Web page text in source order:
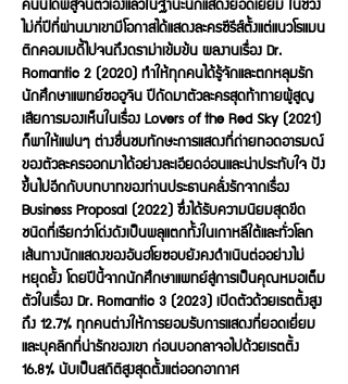
ไม่กี่ปีที่ผ่านมาเขามีโอกาสได้แสดงละครซีรีส์ตั้งแต่แนวโรแมน
ติกคอมเมดี้ไปจนถึงดราม่าเข้มข้น ผลงานเรื่อง Dr.
Romantic 2 (2020) ทำให้ทุกคนได้รู้จักและตกหลุมรัก
นักศึกษาแพทย์ซออูจิน ปีถัดมาตัวละครสุดท้าทายผู้สูญ
เสียการมองเห็นในเรื่อง Lovers of the Red Sky (2021)
ก็พาให้แฟนๆ ต่างชื่นชมทักษะการแสดงที่ถ่ายทอดอารมณ์
ของตัวละครออกมาได้อย่างละเอียดอ่อนและน่าประทับใจ ปัง
ขึ้นไปอีกกับบทบาทของท่านประธานคลั่งรักจากเรื่อง
Business Proposal (2022) ซึ่งได้รับความนิยมสุดขีด
ชนิดที่เรียกว่าโด่งดังเป็นพลุแตกทั้งในเกาหลีใต้และทั่วโลก
เส้นทางนักแสดงของอันฮโยซอบยังคงดำเนินต่ออย่างไม่
หยุดยั้ง โดยปีนี้จากนักศึกษาแพทย์สู่การเป็นคุณหมอเต็ม
ตัวในเรื่อง Dr. Romantic 3 (2023) เปิดตัวด้วยเรตติ้งสูง
ถึง 12.7% ทุกคนต่างให้การยอมรับการแสดงที่ยอดเยี่ยม
และบุคลิกที่น่ารักของเขา ก่อนบอกลาจอไปด้วยเรตติ้ง
16.8% นับเป็นสถิติสูงสุดตั้งแต่ออกอากาศ